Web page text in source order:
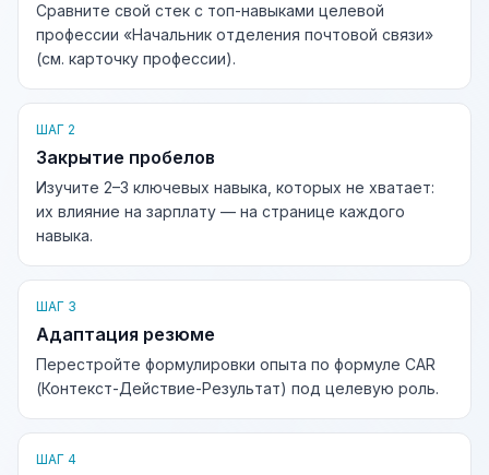
Сравните свой стек с топ-навыками целевой
профессии «Начальник отделения почтовой связи»
(см. карточку профессии).
ШАГ 2
Закрытие пробелов
Изучите 2–3 ключевых навыка, которых не хватает:
их влияние на зарплату — на странице каждого
навыка.
ШАГ 3
Адаптация резюме
Перестройте формулировки опыта по формуле CAR
(Контекст-Действие-Результат) под целевую роль.
ШАГ 4